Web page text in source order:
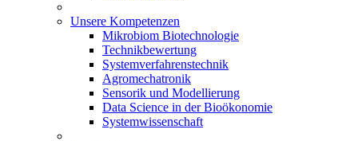
Unsere Kompetenzen
Mikrobiom Biotechnologie
Technikbewertung
Systemverfahrenstechnik
Agromechatronik
Sensorik und Modellierung
Data Science in der Bioökonomie
Systemwissenschaft